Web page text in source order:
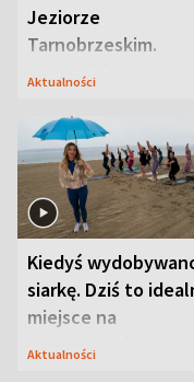
Jeziorze
Tarnobrzeskim.
Przyrodnicy zwracają
Aktualności
Kiedyś
siarkę. Dziś to
miejsce na
wypoczynek
Aktualności